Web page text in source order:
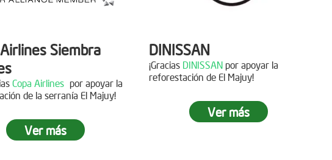
Siembra
Copa Airlines por apoyar la
de la serranía El Majuy!
en el Páramo
Ver más
DINISSAN
¡Gracias DINISSAN por apoyar la
reforestación de El Majuy!
Siembra en el páramo de
Sumapaz
Ver más